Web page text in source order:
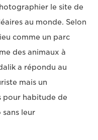
le site de
au monde. Selon
comme un parc
des animaux à
a répondu au
mais un
pour habitude de
leur